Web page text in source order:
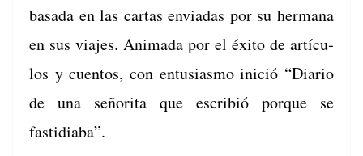
basa­da en las car­tas envi­adas por su her­mana
en sus via­jes. Ani­ma­da por el éxi­to de artícu­
los y cuen­tos, con entu­si­as­mo ini­ció “Diario
de una señori­ta que escribió porque se
fastidiaba”.